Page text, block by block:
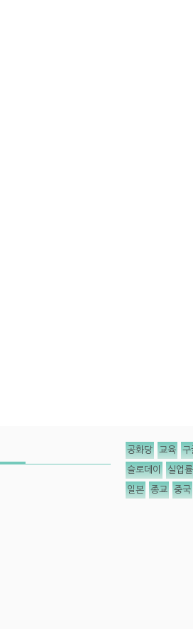
공화당 교육 구
슬로데이 실업률
일본 종교 중국